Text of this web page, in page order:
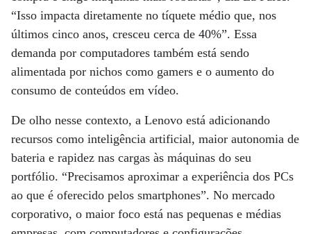
“Isso impacta diretamente no tíquete médio que, nos
últimos cinco anos, cresceu cerca de 40%”. Essa
demanda por computadores também está sendo
alimentada por nichos como gamers e o aumento do
consumo de conteúdos em vídeo.
De olho nesse contexto, a Lenovo está adicionando
recursos como inteligência artificial, maior autonomia de
bateria e rapidez nas cargas às máquinas do seu
portfólio. “Precisamos aproximar a experiência dos PCs
ao que é oferecido pelos smartphones”. No mercado
corporativo, o maior foco está nas pequenas e médias